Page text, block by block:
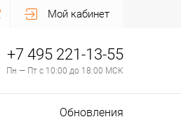
Мой кабинет
+7 495 221-13-55
Пн — Пт с 10:00 до 18:00 МСК
Обновления